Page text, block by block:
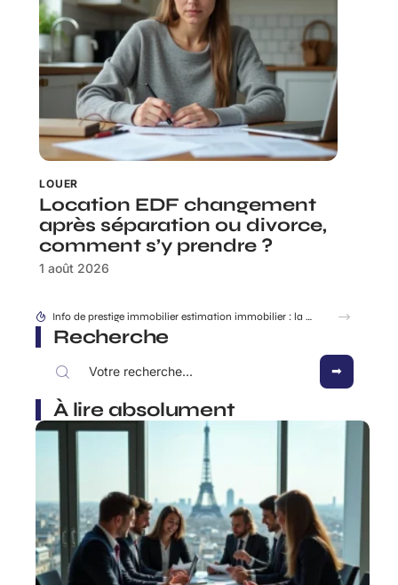
LOUER
Location EDF changement
après séparation ou divorce,
comment s’y prendre ?
1 août 2026
Recherche
À lire absolument